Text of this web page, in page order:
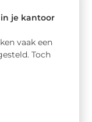
je kantoor
vaak een
Toch